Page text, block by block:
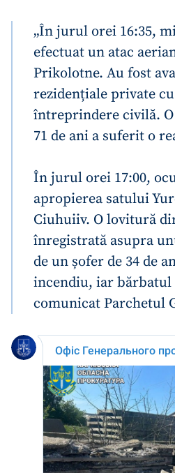
„În jurul orei 16:35,
efectuat un atac
Prikolotne. Au fost
rezidențiale private
întreprindere civilă.
71 de ani a suferit o
În jurul orei 17:00,
apropierea satului
Ciuhuiiv. O lovitură
înregistrată asupra
de un șofer de 34 de
incendiu, iar bărbatul
comunicat Parchetul